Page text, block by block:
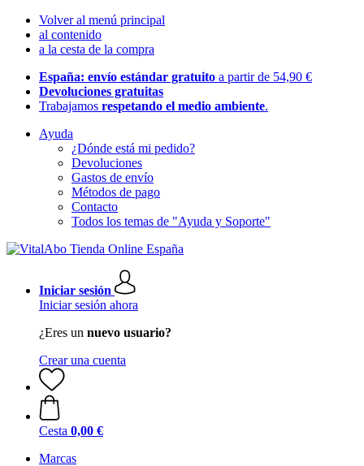
Volver al menú principal
al contenido
a la cesta de la compra
España: envío estándar gratuito a partir de 54,90 €
Devoluciones gratuitas
Trabajamos respetando el medio ambiente.
Ayuda
¿Dónde está mi pedido?
Devoluciones
Gastos de envío
Métodos de pago
Contacto
Todos los temas de "Ayuda y Soporte"
Iniciar sesión
Iniciar sesión ahora
¿Eres un nuevo usuario?
Crear una cuenta
Cesta 0,00 €
Marcas